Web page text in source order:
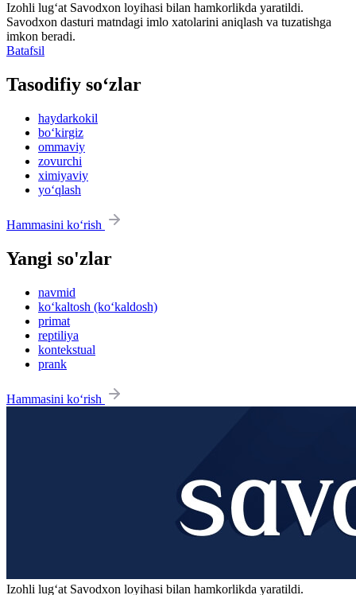
Izohli lugʻat Savodxon loyihasi bilan hamkorlikda yaratildi.
Savodxon dasturi matndagi imlo xatolarini aniqlash va tuzatishga
imkon beradi.
Batafsil
Tasodifiy so‘zlar
haydarkokil
bo‘kirgiz
ommaviy
zovurchi
ximiyaviy
yo‘qlash
Hammasini ko‘rish
Yangi so'zlar
navmid
ko‘kaltosh (ko‘kaldosh)
primat
reptiliya
kontekstual
prank
Hammasini ko‘rish
Izohli lugʻat Savodxon loyihasi bilan hamkorlikda yaratildi.